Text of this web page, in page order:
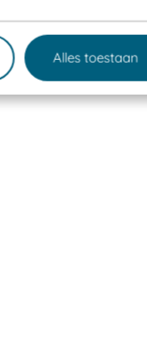
Alles toestaan